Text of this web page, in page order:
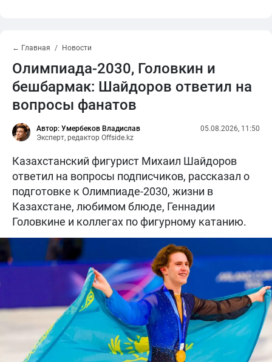
← Главная Новости
Олимпиада-2030, Головкин и
бешбармак: Шайдоров ответил на
вопросы фанатов
Автор: Умербеков Владислав
Эксперт, редактор Offside.kz
05.08.2026, 11:50
Казахстанский фигурист Михаил Шайдоров
ответил на вопросы подписчиков, рассказал о
подготовке к Олимпиаде-2030, жизни в
Казахстане, любимом блюде, Геннадии
Головкине и коллегах по фигурному катанию.